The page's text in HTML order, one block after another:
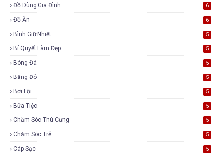
Đồ Dùng Gia Đình 6
Đồ Ăn 6
Bình Giữ Nhiệt 5
Bí Quyết Làm Đẹp 5
Bóng Đá 5
Băng Đô 5
Bơi Lội 5
Bữa Tiệc 5
Chăm Sóc Thú Cưng 5
Chăm Sóc Trẻ 5
Cáp Sạc 5